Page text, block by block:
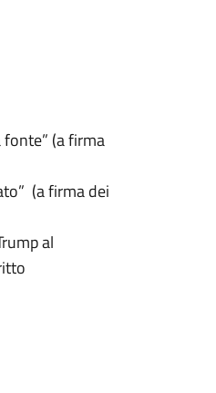
(a firma
(a firma dei
al